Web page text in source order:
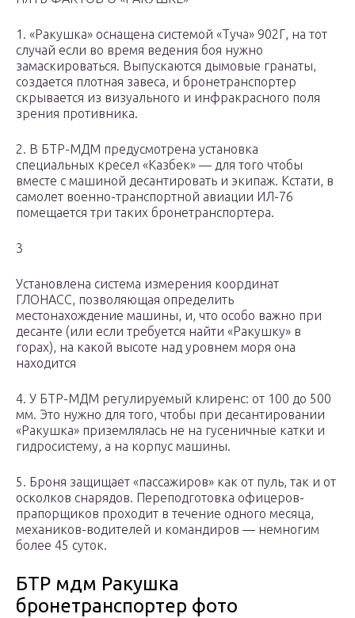
1. «Ракушка» оснащена системой «Туча» 902Г, на тот
случай если во время ведения боя нужно
замаскироваться. Выпускаются дымовые гранаты,
создается плотная завеса, и бронетранспортер
скрывается из визуального и инфракрасного поля
зрения противника.
2. В БТР-МДМ предусмотрена установка
специальных кресел «Казбек» — для того чтобы
вместе с машиной десантировать и экипаж. Кстати, в
самолет военно-транспортной авиации ИЛ-76
помещается три таких бронетранспортера.
3
Установлена система измерения координат
ГЛОНАСС, позволяющая определить
местонахождение машины, и, что особо важно при
десанте (или если требуется найти «Ракушку» в
горах), на какой высоте над уровнем моря она
находится
4. У БТР-МДМ регулируемый клиренс: от 100 до 500
мм. Это нужно для того, чтобы при десантировании
«Ракушка» приземлялась не на гусеничные катки и
гидросистему, а на корпус машины.
5. Броня защищает «пассажиров» как от пуль, так и от
осколков снарядов. Переподготовка офицеров-
прапорщиков проходит в течение одного месяца,
механиков-водителей и командиров — немногим
более 45 суток.
БТР мдм Ракушка
бронетранспортер фото